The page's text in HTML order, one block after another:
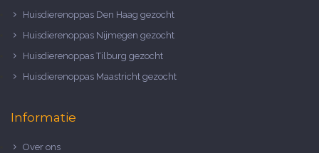
Huisdierenoppas Den Haag gezocht
Huisdierenoppas Nijmegen gezocht
Huisdierenoppas Tilburg gezocht
Huisdierenoppas Maastricht gezocht
Informatie
Over ons